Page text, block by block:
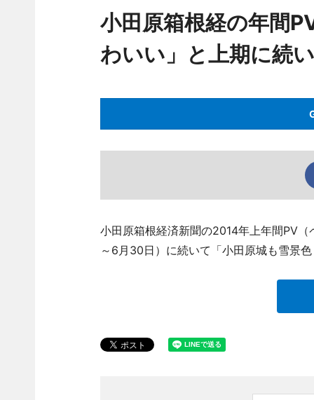
小田原箱根経の年間
わいい」と上期に続
小田原箱根経済新聞の2014年上年間PV
～6月30日）に続いて「小田原城も雪景